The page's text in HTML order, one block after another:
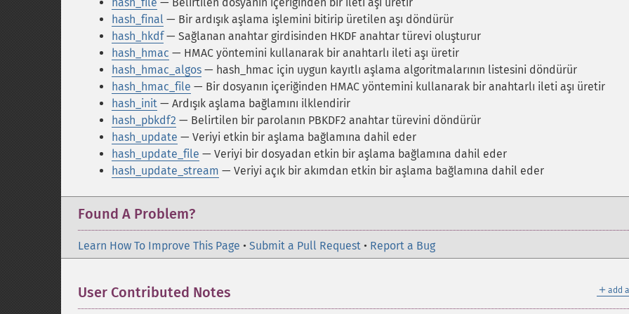
hash_final — Bir ardışık aşlama işlemini bitirip üretilen aşı döndürür
hash_hkdf— Sağlanan anahtar girdisinden HKDF anahtar türevi oluşturur
hash_hmac — HMAC yöntemini kullanarak bir anahtarlı ileti aşı üretir
hash_hmac_algos — hash_hmac için uygun kayıtlı aşlama algoritmalarının listesini döndürür
hash_hmac_file — Bir dosyanın içeriğinden HMAC yöntemini kullanarak bir anahtarlı ileti aşı üretir
hash_init — Ardışık aşlama bağlamını ilklendirir
hash_pbkdf2 — Belirtilen bir parolanın PBKDF2 anahtar türevini döndürür
hash_update — Veriyi etkin bir aşlama bağlamına dahil eder
hash_update_file — Veriyi bir dosyadan etkin bir aşlama bağlamına dahil eder
hash_update_stream — Veriyi açık bir akımdan etkin bir aşlama bağlamına dahil eder
Found A Problem?
Learn How To Improve This Page • Submit a Pull Request • Report a Bug
＋ add
User Contributed Notes